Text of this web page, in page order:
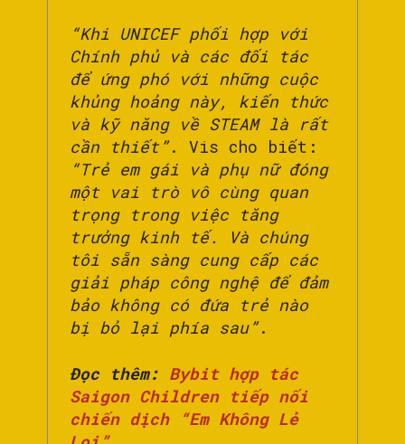
“Khi UNICEF phối hợp với
Chính phủ và các đối tác
để ứng phó với những cuộc
khủng hoảng này, kiến ​​thức
và kỹ năng về STEAM là rất
cần thiết”. Vis cho biết:
“Trẻ em gái và phụ nữ đóng
một vai trò vô cùng quan
trọng trong việc tăng
trưởng kinh tế. Và chúng
tôi sẵn sàng cung cấp các
giải pháp công nghệ để đảm
bảo không có đứa trẻ nào
bị bỏ lại phía sau”.
Đọc thêm: Bybit hợp tác
Saigon Children tiếp nối
chiến dịch “Em Không Lẻ